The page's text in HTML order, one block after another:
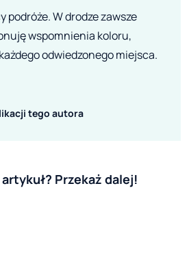
podróże. W drodze zawsze
wspomnienia koloru,
odwiedzonego miejsca.
tego autora
Przekaż dalej!